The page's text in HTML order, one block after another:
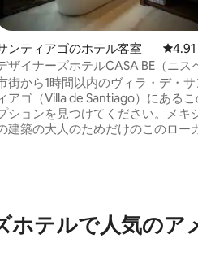
5つ星中4.91つ星の平均評価
ンティアゴのホテル客室 レビ
ザイナーズホテルCASA BE（ニス
）
街から1時間以内のヴィラ・デ・サ
アゴ（Villa de Santiago）にある
ションを見つけてください。メキ
建築の大人のためだけのこのロー
くで、メイン広場から1 kmのとこ
り、町のさまざまなレストランや
テ⁠ル⁠で人⁠気⁠のア⁠